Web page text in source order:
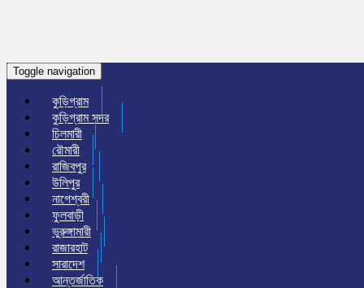
Toggle navigation
কুড়িগ্রাম
কুড়িগ্রাম সদর
চিলমারী
রৌমারী
রাজিবপুর
উলিপুর
নাগেশ্বরী
ফুলবাড়ী
ভুরুঙ্গামারী
রাজারহাট
সারাদেশ
আন্তর্জাতিক